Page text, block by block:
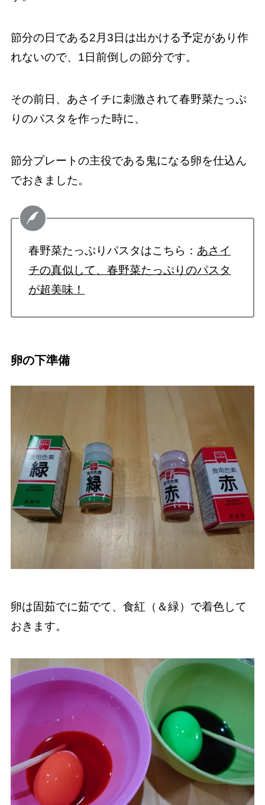
節分の日である2月3日は出かける予定があり作
れないので、1日前倒しの節分です。
その前日、あさイチに刺激されて春野菜たっぷ
りのパスタを作った時に、
節分プレートの主役である鬼になる卵を仕込ん
でおきました。
春野菜たっぷりパスタはこちら： あさイ
チの真似して、春野菜たっぷりのパスタ
が超美味！
卵の下準備
卵は固茹でに茹でて、食紅（＆緑）で着色して
おきます。